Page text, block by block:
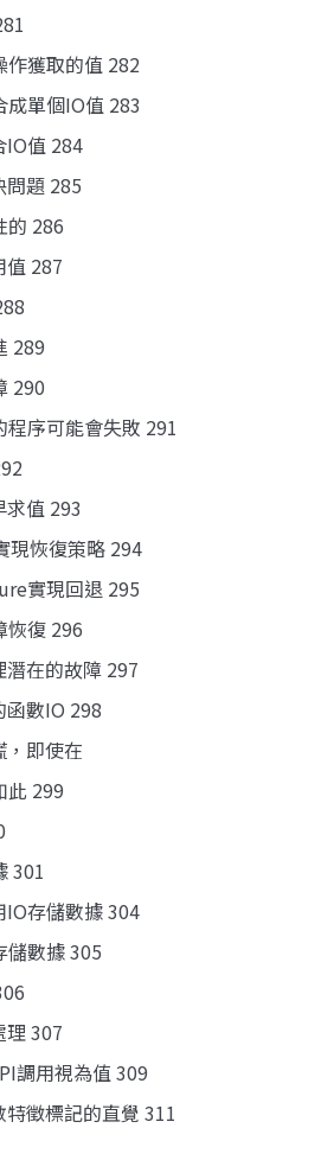
獲取的值 282
單個IO值 283
值 284
題 285
286
287
289
290
序可能會失敗 291
值 293
恢復策略 294
實現回退 295
復 296
在的故障 297
數IO 298
即使在
此 299
301
存儲數據 304
數據 305
307
調用視為值 309
徵標記的直覺 311